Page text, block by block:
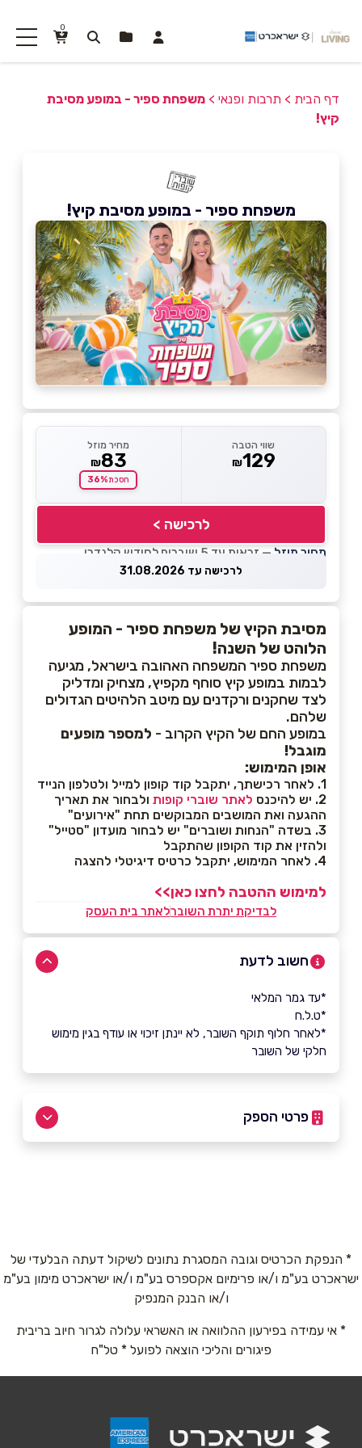
0
דף הבית > תרבות ופנאי > משפחת ספיר - במופע מסיבת
קיץ!
משפחת ספיר - במופע מסיבת קיץ!
שווי הטבה
₪129
מחיר מוזל
₪83
חסכת36%
לרכישה >
מחיר מוזל — זכאות עד 5 שוברים לחודש קלנדרי
לרכישה עד 31.08.2026
מסיבת הקיץ של משפחת ספיר - המופע
הלוהט של השנה!
משפחת ספיר המשפחה האהובה בישראל, מגיעה
לבמות במופע קיץ סוחף מקפיץ, מצחיק ומדליק
לצד שחקנים ורקדנים עם מיטב הלהיטים הגדולים
שלהם.
במופע החם של הקיץ הקרוב - למספר מופעים
מוגבל!
אופן המימוש:
1. לאחר רכישתך, יתקבל קוד קופון למייל ולטלפון הנייד
2. יש להיכנס
לאתר שוברי קופות ולבחור את תאריך
ההגעה ואת המושבים המבוקשים תחת "אירועים"
3. בשדה "הנחות ושוברים" יש לבחור מועדון "סטייל"
ולהזין את קוד הקופון שהתקבל
4. לאחר המימוש, יתקבל כרטיס דיגיטלי להצגה
למימוש ההטבה לחצו כאן>>
לבדיקת יתרת השוברלאתר בית העסק
חשוב לדעת
*עד גמר המלאי
*ט.ל.ח
*לאחר חלוף תוקף השובר, לא יינתן זיכוי או עודף בגין מימוש
חלקי של השובר
פרטי הספק
שם מלא*
טלפון*
נושא*
* הנפקת הכרטיס וגובה המסגרת נתונים לשיקול דעתה הבלעדי של
ישראכרט בע"מ ו/או פרימיום אקספרס בע"מ ו/או ישראכרט מימון בע"מ
ו/או הבנק המנפיק
* אי עמידה בפירעון ההלוואה או האשראי עלולה לגרור חיוב בריבית
פיגורים והליכי הוצאה לפועל * טל"ח